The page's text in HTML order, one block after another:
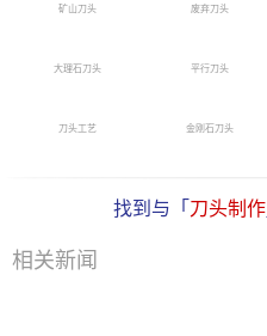
矿山刀头 废弃刀头
大理石刀头 平行刀头
刀头工艺 金刚石刀头
找到与「刀头制作
相关新闻